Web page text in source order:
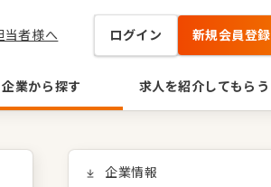
当者様へ ログイン 新規会員登録
企業から探す 求人を紹介してもらう
企業情報